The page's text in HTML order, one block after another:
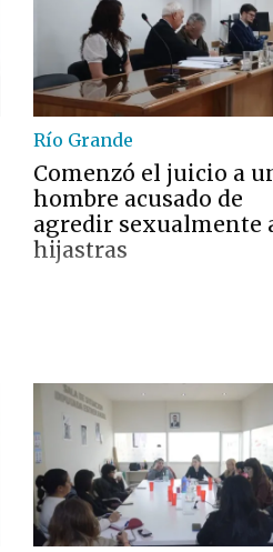
Río Grande
Comenzó el juicio a
hombre acusado de
agredir sexualmente
hijastras